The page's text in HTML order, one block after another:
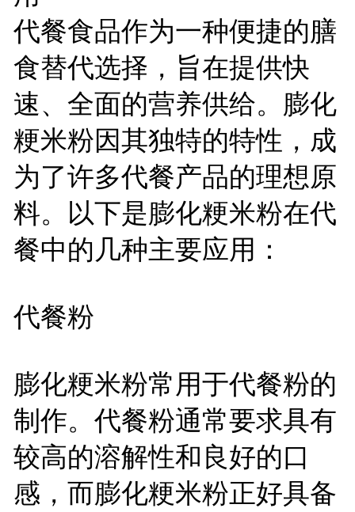
代餐食品作为一种便捷的膳
食替代选择，旨在提供快
速、全面的营养供给。膨化
粳米粉因其独特的特性，成
为了许多代餐产品的理想原
料。以下是膨化粳米粉在代
餐中的几种主要应用：
代餐粉
膨化粳米粉常用于代餐粉的
制作。代餐粉通常要求具有
较高的溶解性和良好的口
感，而膨化粳米粉正好具备